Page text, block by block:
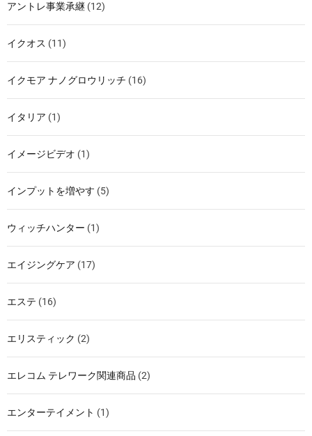
アントレ事業承継 (12)
イクオス (11)
イクモア ナノグロウリッチ (16)
イタリア (1)
イメージビデオ (1)
インプットを増やす (5)
ウィッチハンター (1)
エイジングケア (17)
エステ (16)
エリスティック (2)
エレコム テレワーク関連商品 (2)
エンターテイメント (1)